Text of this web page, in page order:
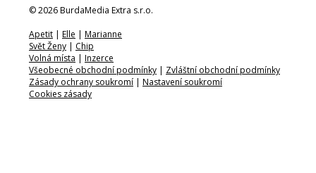
© 2026 BurdaMedia Extra s.r.o.
Apetit | Elle | Marianne
Svět Ženy | Chip
Volná místa | Inzerce
Všeobecné obchodní podmínky | Zvláštní obchodní podmínky
Zásady ochrany soukromí | Nastavení soukromí
Cookies zásady